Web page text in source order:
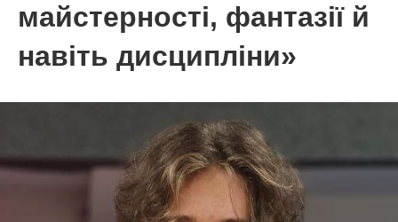
майстерності, фантазії й
навіть дисципліни»